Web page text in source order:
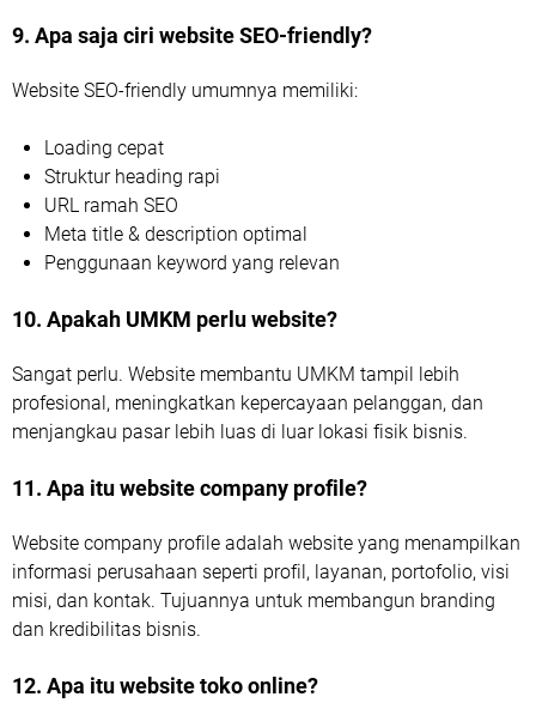
9. Apa saja ciri website SEO-friendly?
Website SEO-friendly umumnya memiliki:
Loading cepat
Struktur heading rapi
URL ramah SEO
Meta title & description optimal
Penggunaan keyword yang relevan
10. Apakah UMKM perlu website?
Sangat perlu. Website membantu UMKM tampil lebih
profesional, meningkatkan kepercayaan pelanggan, dan
menjangkau pasar lebih luas di luar lokasi fisik bisnis.
11. Apa itu website company profile?
Website company profile adalah website yang menampilkan
informasi perusahaan seperti profil, layanan, portofolio, visi
misi, dan kontak. Tujuannya untuk membangun branding
dan kredibilitas bisnis.
12. Apa itu website toko online?